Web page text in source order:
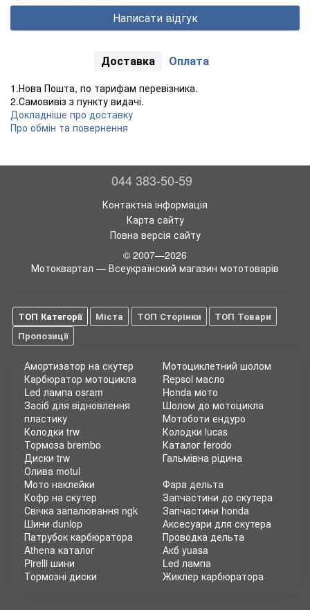
Написати відгук
Доставка Оплата
1.Нова Пошта, по тарифам перевізника.
2.Самовивіз з пункту видачі.
Докладніше про доставку
Про обмін та повернення
044 383-50-59
Контактна інформація
Карта сайту
Повна версія сайту
© 2007—2026
Мотоквартал — Всеукраїнский магазин мототоварів
ТОП Категорії Міста ТОП Сторінки
ТОП Товари
Пропозиції
Амортизатор на скутер
Карбюратор мотоцикла
Led лампа osram
Засіб для відновлення
пластику
Колодки trw
Тормоза brembo
Диски trw
Олива motul
Мотоциклетний шолом
Repsol масло
Honda мото
Шолом до мотоцикла
Мотоботи ендуро
Колодки lucas
Каталог ferodo
Гальмівна рідина
Мото наклейки
Кофр на скутер
Свічка запалювання ngk
Шини dunlop
Патрубок карбюратора
Athena каталог
Pirelli шини
Тормозні диски
Фара дельта
Запчастини до скутера
Запчастини honda
Аксесуари для скутера
Проводка дельта
Акб yuasa
Led лампа
Жиклер карбюратора